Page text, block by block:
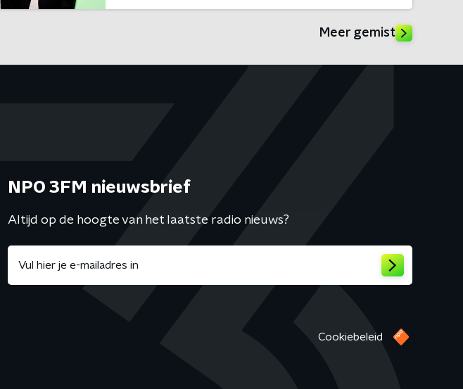
Meer gemist
NPO 3FM nieuwsbrief
Altijd op de hoogte van het laatste radio nieuws?
Cookiebeleid